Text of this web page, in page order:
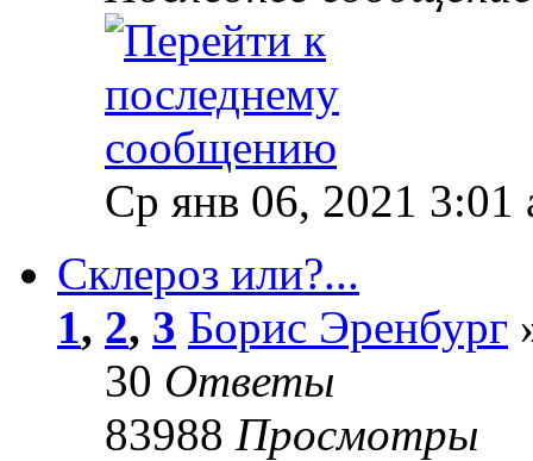
Ср янв 06, 2021 3:01
Склероз или?...
1, 2, 3 Борис Эренбург
30 Ответы
83988 Просмотры